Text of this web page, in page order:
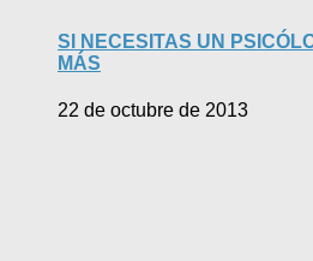
SI NECESITAS UN
MÁS
22 de octubre de 2013